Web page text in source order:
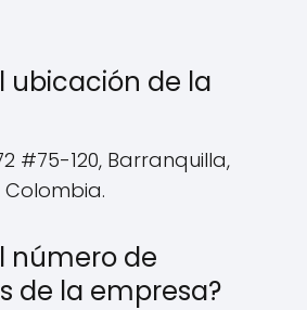
ubicación de la
#75-120, Barranquilla,
número de
de la empresa?